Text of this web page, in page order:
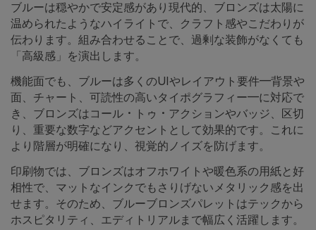
ブルーは穏やかで安定感があり現代的、ブロンズは太陽に
温められたようなハイライトで、クラフト感やこだわりが
伝わります。組み合わせることで、過剰な装飾がなくても
「高級感」を演出します。
機能面でも、ブルーは多くのUIやレイアウト要件―背景や
面、チャート、可読性の高いタイポグラフィー―に対応で
き、ブロンズはコール・トゥ・アクションやバッジ、区切
り、重要な数字などアクセントとして効果的です。これに
より階層が明確になり、視覚的ノイズを防げます。
印刷物では、ブロンズはオフホワイトや暖色系の用紙と好
相性で、マットなインクでもさりげないメタリック感を出
せます。そのため、ブルーブロンズパレットはテックから
ホスピタリティ、エディトリアルまで幅広く活躍します。